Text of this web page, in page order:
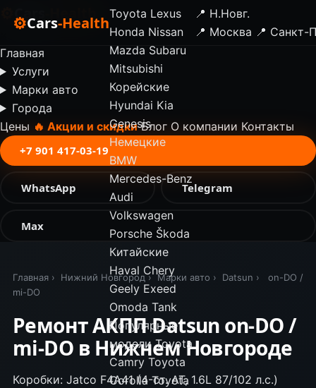
⚙Cars-HealthToyota Lexus
Honda Nissan
Mazda Subaru
Mitsubishi
Корейские
Hyundai Kia
Genesis
Немецкие
BMW
Mercedes-Benz
Audi
Volkswagen
Porsche Škoda
Китайские
Haval Chery
Geely Exeed
Omoda Tank
Популярные
модели Toyota
Camry Toyota
Corolla Toyota
📍 Н.Новг.
📍 Москва 📍 Санкт-
Cars -Health
Главная
Услуги
Марки авто
Города
Цены 🔥 Акции и скидки Блог О компании Контакты
+7 901 417-03-19
WhatsApp Telegram
Max
Главная › Нижний Новгород › Марки авто › Datsun ›
on-DO /
mi-DO
Ремонт АКПП Datsun on-DO /
mi-DO в Нижнем Новгороде
Коробки: Jatco F4A41 (4-ст. AT, 1.6L 87/102 л.с.)